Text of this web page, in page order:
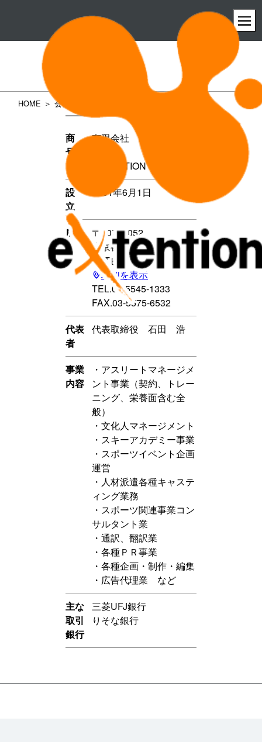
HOME 会社概要
商
号
有限会社 エクステンシ
EXTENTION CO,LTD.
設
立
2001年6月1日
所在
地
〒107−0052
東京都港区赤坂6-3-20
HATビル5F
地図を表示
TEL.03-5545-1333
FAX.03-5575-6532
代表
者
代表取締役 石田 浩
事業
内容
・アスリートマネージメ
ント事業（契約、トレー
ニング、栄養面含む全
般）
・文化人マネージメント
・スキーアカデミー事業
・スポーツイベント企画
運営
・人材派遣各種キャステ
ィング業務
・スポーツ関連事業コン
サルタント業
・通訳、翻訳業
・各種ＰＲ事業
・各種企画・制作・編集
・広告代理業 など
主な
取引
銀行
三菱UFJ銀行
りそな銀行